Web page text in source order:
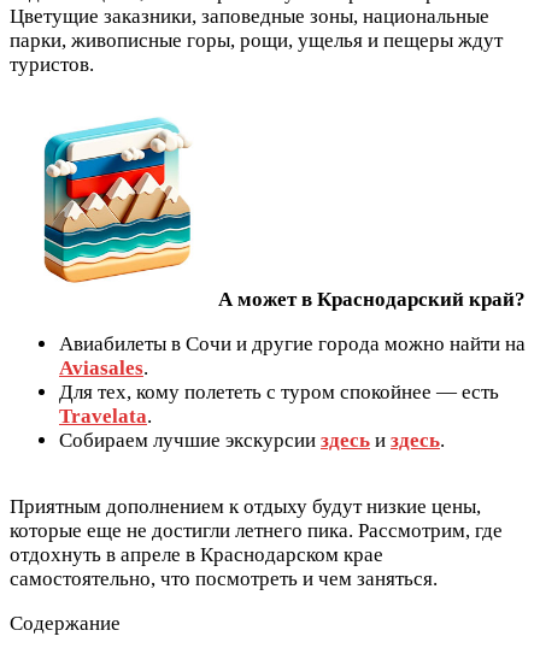
Цветущие заказники, заповедные зоны, национальные
парки, живописные горы, рощи, ущелья и пещеры ждут
туристов.
А может в Краснодарский край?
Авиабилеты в Сочи и другие города можно найти на
Aviasales.
Для тех, кому полететь с туром спокойнее — есть
Travelata.
Собираем лучшие экскурсии здесь и здесь.
Приятным дополнением к отдыху будут низкие цены,
которые еще не достигли летнего пика. Рассмотрим, где
отдохнуть в апреле в Краснодарском крае
самостоятельно, что посмотреть и чем заняться.
Содержание